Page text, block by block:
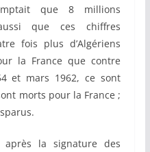
que 8 millions
que ces chiffres
fois plus d’Algériens
la France que contre
et mars 1962, ce sont
morts pour la France ;
après la signature des